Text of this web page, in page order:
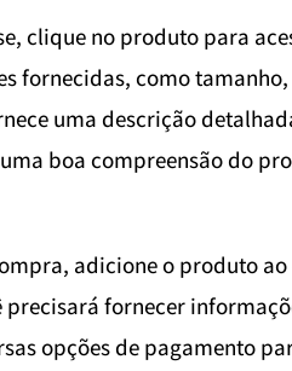
clique no produto para
fornecidas, como
uma descrição
boa compreensão do
adicione o produto
fornecer
opções de pagamento